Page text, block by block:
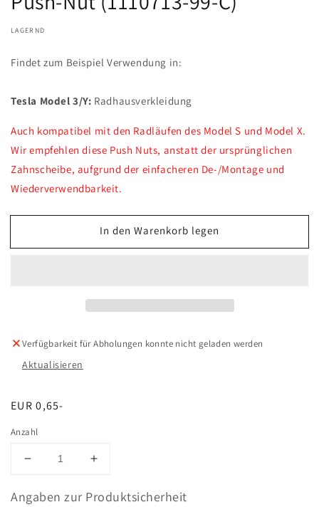
LAGERND
Findet zum Beispiel Verwendung in:
Tesla Model 3/Y: Radhausverkleidung
Auch kompatibel mit den Radläufen des Model S und Model X.
Wir empfehlen diese Push Nuts, anstatt der ursprünglichen
Zahnscheibe, aufgrund der einfacheren De-/Montage und
Wiederverwendbarkeit.
In den Warenkorb legen
Verfügbarkeit für Abholungen konnte nicht geladen werden
Aktualisieren
Normaler
EUR 0,65-
Anzahl
Verringere
Menge
Erhöhe
Menge
Angaben zur Produktsicherheit